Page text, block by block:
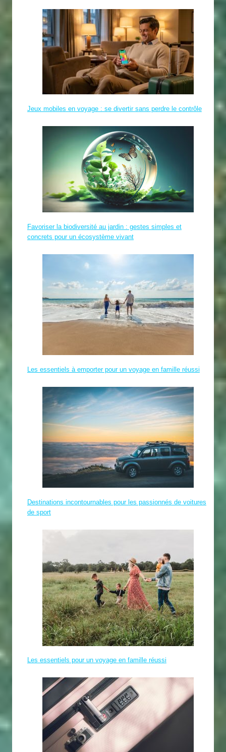
Jeux mobiles en voyage : se divertir sans perdre le contrôle
Favoriser la biodiversité au jardin : gestes simples et
concrets pour un écosystème vivant
Les essentiels à emporter pour un voyage en famille réussi
Destinations incontournables pour les passionnés de voitures
de sport
Les essentiels pour un voyage en famille réussi